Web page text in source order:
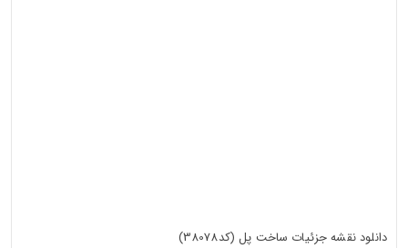
دانلود نقشه جزئیات ساخت پل (کد38078)